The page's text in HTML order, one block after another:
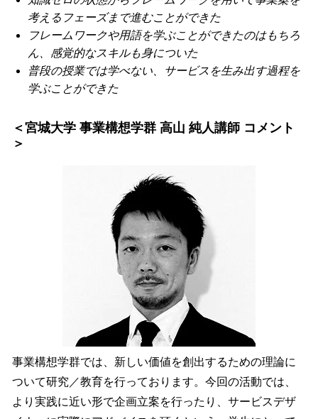
考えるフェーズまで進むことができた
フレームワークや用語を学ぶことができたのはもちろ
ん、感覚的なスキルも身についた
普段の授業では学べない、サービスを生み出す過程を
学ぶことができた
＜宮城大学 事業構想学群 高山 純人講師 コメント
＞
事業構想学群では、新しい価値を創出するための理論に
ついて研究／教育を行っております。今回の活動では、
より実践に近い形で企画立案を行ったり、サービスデザ